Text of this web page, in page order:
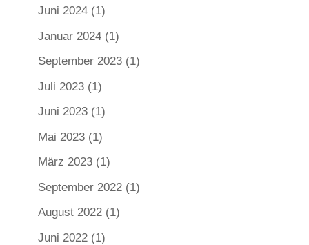
Juni 2024(1)
Januar 2024(1)
September 2023(1)
Juli 2023(1)
Juni 2023(1)
Mai 2023(1)
März 2023(1)
September 2022(1)
August 2022(1)
Juni 2022(1)